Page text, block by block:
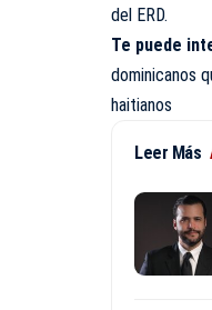
del ERD.
Te puede
dominicanos
haitianos
Leer Más